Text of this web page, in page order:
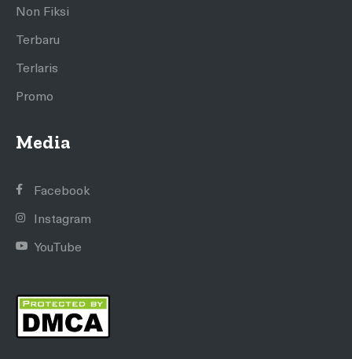
Non Fiksi
Terbaru
Terlaris
Promo
Media
Facebook
Instagram
YouTube